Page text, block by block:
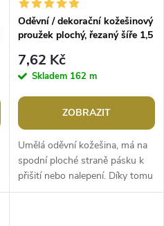
Oděvní / dekorační kožešinový
proužek plochý, řezaný šíře 1,5
7,62 Kč
Skladem 162 m
ZOBRAZIT
Umělá oděvní kožešina, má na
spodní ploché straně pásku k
přišití nebo nalepení. Díky tomu
ji můžete našít na lemy kapucí,